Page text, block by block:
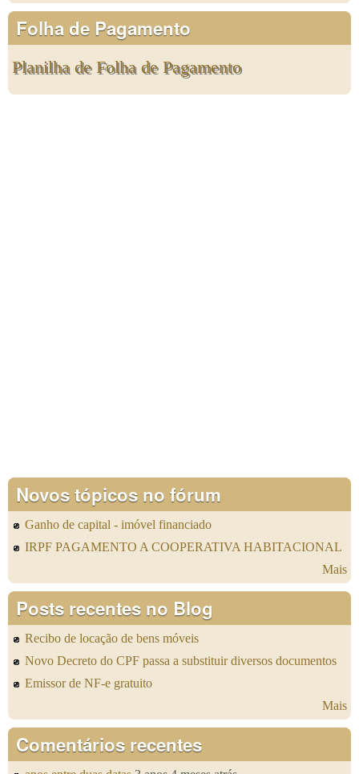
Folha de Pagamento
Planilha de Folha de Pagamento
Novos tópicos no fórum
Ganho de capital - imóvel financiado
IRPF PAGAMENTO A COOPERATIVA HABITACIONAL
Mais
Posts recentes no Blog
Recibo de locação de bens móveis
Novo Decreto do CPF passa a substituir diversos documentos
Emissor de NF-e gratuito
Mais
Comentários recentes